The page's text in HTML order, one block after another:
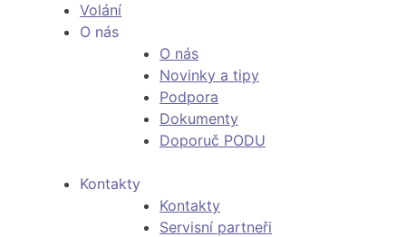
Volání
O nás
O nás
Novinky a tipy
Podpora
Dokumenty
Doporuč PODU
Kontakty
Kontakty
Servisní partneři